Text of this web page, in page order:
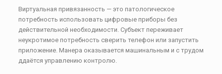
Виртуальная привязанность — это патологическое
потребность использовать цифровые приборы без
действительной необходимости. Субъект переживает
неукротимое потребность сверить телефон или запустить
приложение. Манера оказывается машинальным и с трудом
ддаётся управлению контролю.